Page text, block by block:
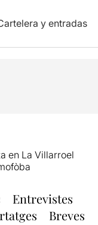
y entradas
en La Villarroel
Entrevistes
Breves